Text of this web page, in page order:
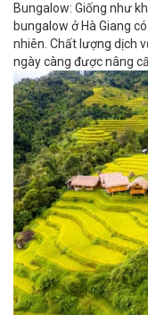
Bungalow: Giống như
bungalow ở Hà Giang
nhiên. Chất lượng dịch
ngày càng được nâng